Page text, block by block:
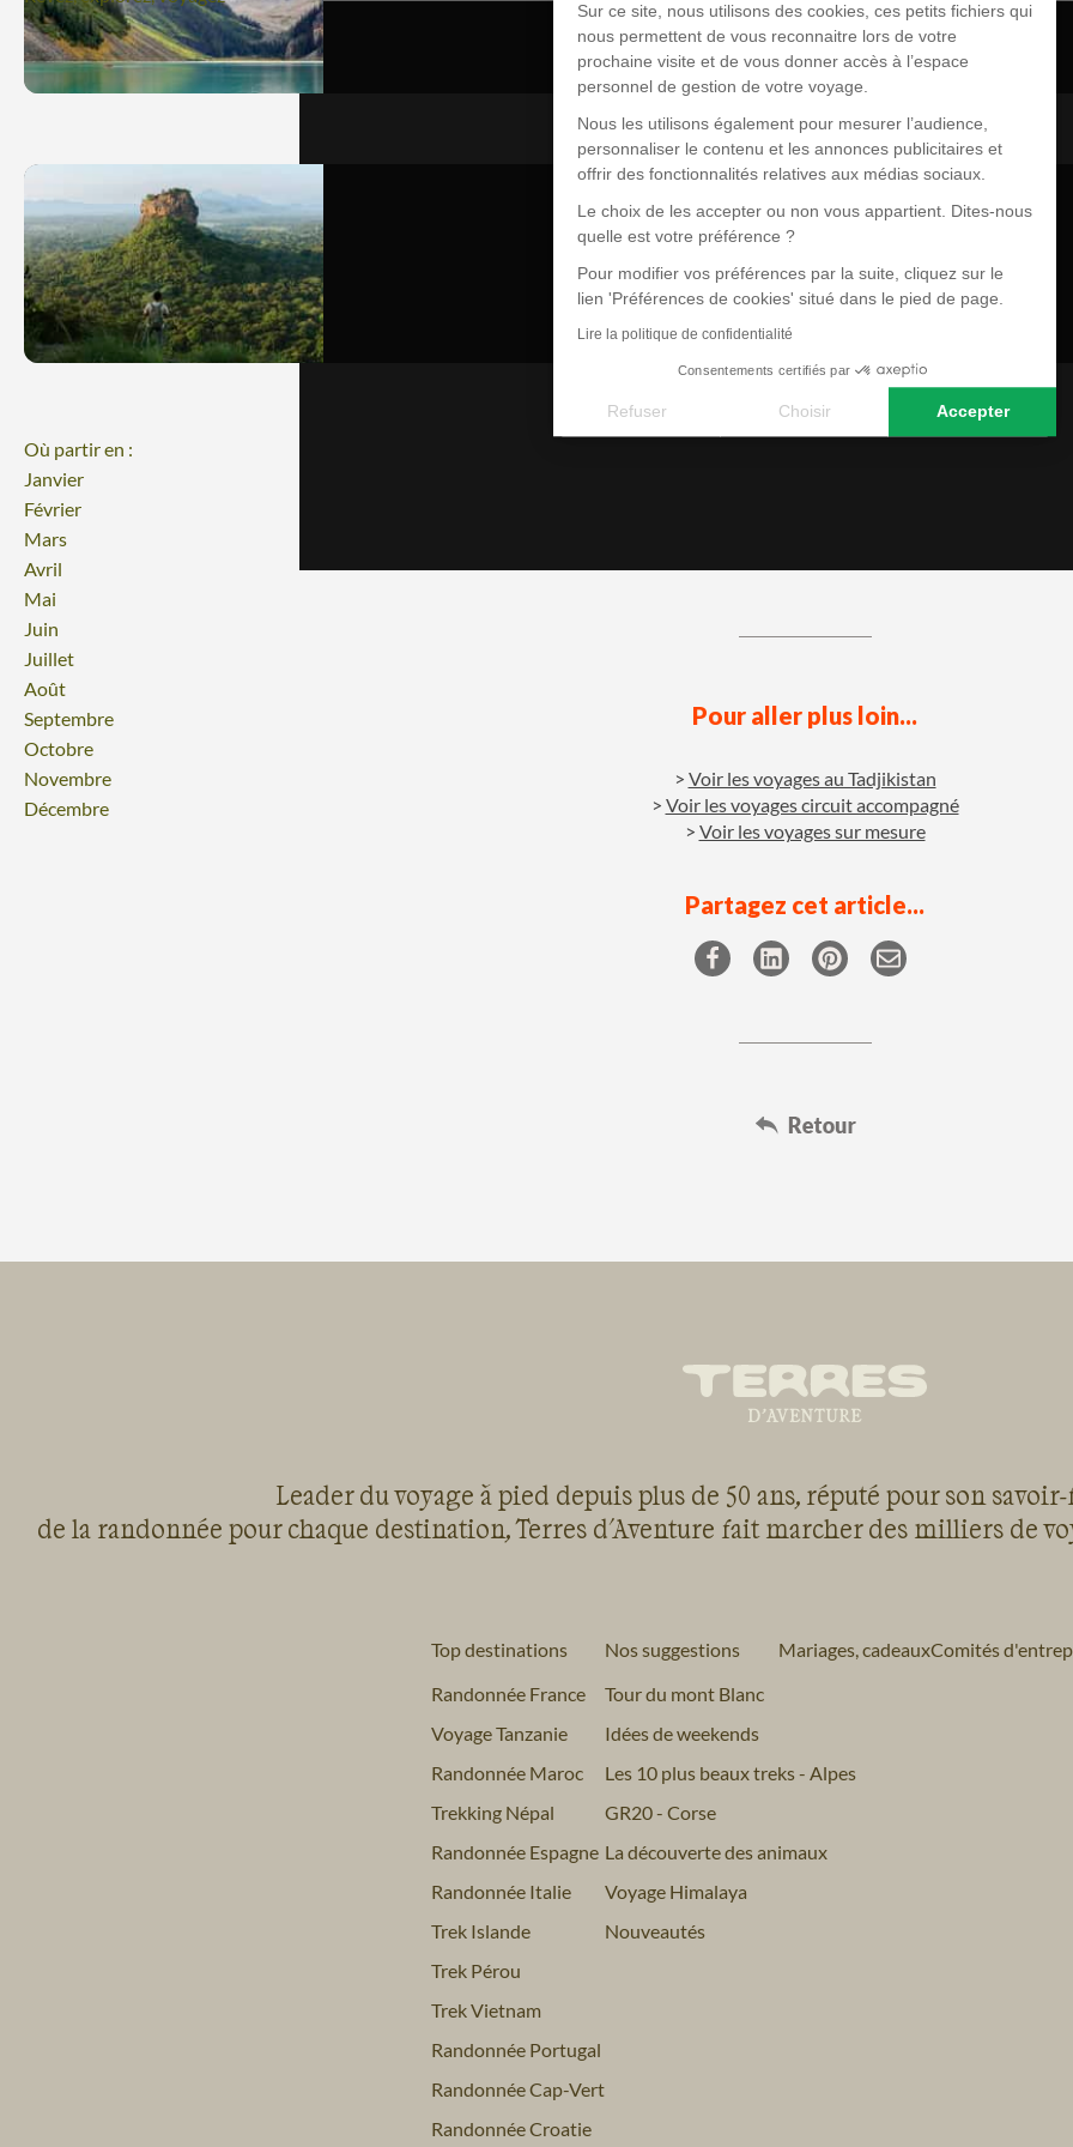
Sur ce site, nous utilisons des cookies, ces petits fichiers qui
nous permettent de vous reconnaitre lors de votre
prochaine visite et de vous donner accès à l’espace
personnel de gestion de votre voyage.
Nous les utilisons également pour mesurer l’audience,
personnaliser le contenu et les annonces publicitaires et
offrir des fonctionnalités relatives aux médias sociaux.
Le choix de les accepter ou non vous appartient. Dites-nous
quelle est votre préférence ?
Pour modifier vos préférences par la suite, cliquez sur le
lien 'Préférences de cookies' situé dans le pied de page.
Lire la politique de confidentialité
Consentements certifiés par
Refuser Choisir Accepter
Voyage
Canada
Où partir en :
Janvier
Février
Mars
Avril
Mai
Juin
Juillet
Août
Septembre
Octobre
Novembre
Décembre
Pour aller plus loin...
Voir les voyages au Tadjikistan
Voir les voyages circuit accompagné
Voir les voyages sur mesure
Partagez cet article...
Leader du voyage à pied depuis plus de 50 ans, réputé pour son
de la randonnée pour chaque destination, Terres d'Aventure fait marcher des milliers de
Top destinations
Randonnée France
Voyage Tanzanie
Randonnée Maroc
Trekking Népal
Randonnée Espagne
Randonnée Italie
Trek Islande
Trek Pérou
Trek Vietnam
Randonnée Portugal
Randonnée Cap-Vert
Randonnée Croatie
Nos suggestions
Tour du mont Blanc
Idées de weekends
Les 10 plus beaux treks - Alpes
GR20 - Corse
La découverte des animaux
Voyage Himalaya
Nouveautés
Mariages, cadeauxComités